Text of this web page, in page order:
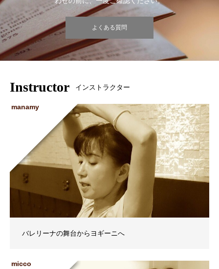
よくある質問
Instructor インストラクター
manamy
バレリーナの舞台からヨギーニへ
micco